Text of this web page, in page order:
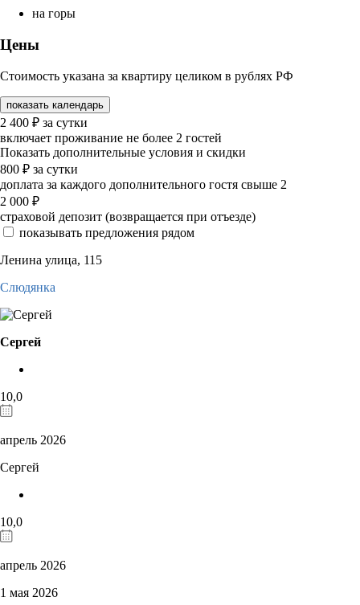
на горы
Цены
Стоимость указана за квартиру целиком в рублях РФ
показать календарь
2 400 ₽ за сутки
включает проживание не более 2 гостей
Показать дополнительные условия и скидки
800 ₽ за сутки
доплата за каждого дополнительного гостя свыше 2
2 000 ₽
страховой депозит (возвращается при отъезде)
показывать предложения рядом
Ленина улица, 115
Слюдянка
Сергей
10,0
апрель 2026
Сергей
10,0
апрель 2026
1 мая 2026